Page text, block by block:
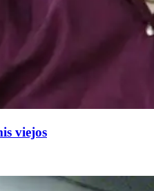
viejos